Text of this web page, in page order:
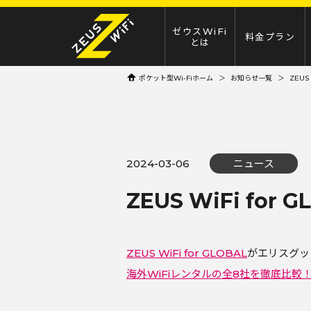
ゼウスWiFi
とは
料金プラン
ポケット型Wi-Fiホーム お知らせ一覧 ZEUS
2024-03-06 ニュース
ZEUS WiFi for
ZEUS WiFi for GLOBALがエリスグ
海外WiFiレンタルの全8社を徹底比較